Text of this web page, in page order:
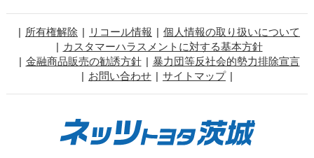
所有権解除 リコール情報
個人情報の取り扱いについて
カスタマーハラスメントに対する基本方針
金融商品販売の勧誘方針
暴力団等反社会的勢力排除宣言
お問い合わせ
サイトマップ